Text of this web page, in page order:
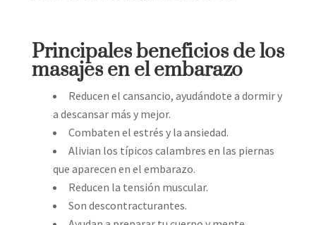
Principales beneficios de los
masajes en el embarazo
Reducen el cansancio, ayudándote a dormir y
a descansar más y mejor.
Combaten el estrés y la ansiedad.
Alivian los típicos calambres en las piernas
que aparecen en el embarazo.
Reducen la tensión muscular.
Son descontracturantes.